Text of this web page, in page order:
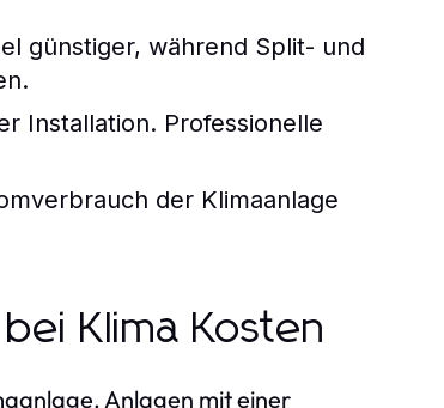
günstiger, während Split- und
Installation. Professionelle
der Klimaanlage
Klima Kosten
Anlagen mit einer